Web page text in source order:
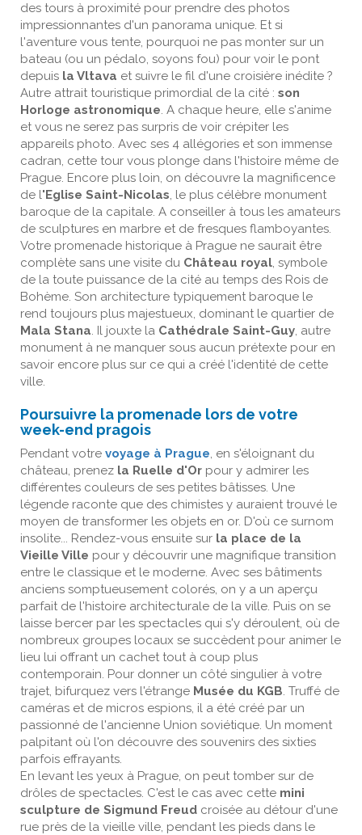
des tours à proximité pour prendre des photos
impressionnantes d'un panorama unique. Et si
l'aventure vous tente, pourquoi ne pas monter sur un
bateau (ou un pédalo, soyons fou) pour voir le pont
depuis la Vltava et suivre le fil d'une croisière inédite ?
Autre attrait touristique primordial de la cité : son
Horloge astronomique. A chaque heure, elle s'anime
et vous ne serez pas surpris de voir crépiter les
appareils photo. Avec ses 4 allégories et son immense
cadran, cette tour vous plonge dans l'histoire même de
Prague. Encore plus loin, on découvre la magnificence
de l'Eglise Saint-Nicolas, le plus célèbre monument
baroque de la capitale. A conseiller à tous les amateurs
de sculptures en marbre et de fresques flamboyantes.
Votre promenade historique à Prague ne saurait être
complète sans une visite du Château royal, symbole
de la toute puissance de la cité au temps des Rois de
Bohème. Son architecture typiquement baroque le
rend toujours plus majestueux, dominant le quartier de
Mala Stana. Il jouxte la Cathédrale Saint-Guy, autre
monument à ne manquer sous aucun prétexte pour en
savoir encore plus sur ce qui a créé l'identité de cette
ville.
Poursuivre la promenade lors de votre
week-end pragois
Pendant votre voyage à Prague, en s'éloignant du
château, prenez la Ruelle d'Or pour y admirer les
différentes couleurs de ses petites bâtisses. Une
légende raconte que des chimistes y auraient trouvé le
moyen de transformer les objets en or. D'où ce surnom
insolite... Rendez-vous ensuite sur la place de la
Vieille Ville pour y découvrir une magnifique transition
entre le classique et le moderne. Avec ses bâtiments
anciens somptueusement colorés, on y a un aperçu
parfait de l'histoire architecturale de la ville. Puis on se
laisse bercer par les spectacles qui s'y déroulent, où de
nombreux groupes locaux se succèdent pour animer le
lieu lui offrant un cachet tout à coup plus
contemporain. Pour donner un côté singulier à votre
trajet, bifurquez vers l'étrange Musée du KGB. Truffé de
caméras et de micros espions, il a été créé par un
passionné de l'ancienne Union soviétique. Un moment
palpitant où l'on découvre des souvenirs des sixties
parfois effrayants.
En levant les yeux à Prague, on peut tomber sur de
drôles de spectacles. C'est le cas avec cette mini
sculpture de Sigmund Freud croisée au détour d'une
rue près de la vieille ville, pendant les pieds dans le